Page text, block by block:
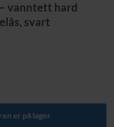
vanntett hard
svart
er på lager